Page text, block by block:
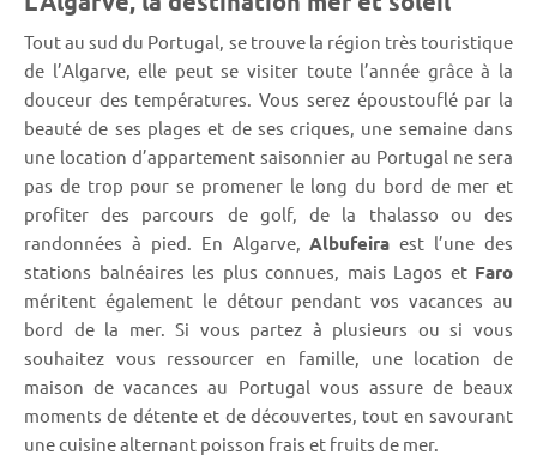
Tout au sud du Portugal, se trouve la région très touristique
de l’Algarve, elle peut se visiter toute l’année grâce à la
douceur des températures. Vous serez époustouflé par la
beauté de ses plages et de ses criques, une semaine dans
une location d’appartement saisonnier au Portugal ne sera
pas de trop pour se promener le long du bord de mer et
profiter des parcours de golf, de la thalasso ou des
randonnées à pied. En Algarve,Albufeira est l’une des
stations balnéaires les plus connues, mais Lagos et Faro
méritent également le détour pendant vos vacances au
bord de la mer. Si vous partez à plusieurs ou si vous
souhaitez vous ressourcer en famille, une location de
maison de vacances au Portugal vous assure de beaux
moments de détente et de découvertes, tout en savourant
une cuisine alternant poisson frais et fruits de mer.